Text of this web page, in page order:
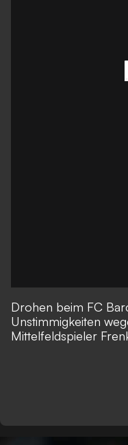
Drohen beim FC
Unstimmigkeiten
Mittelfeldspieler